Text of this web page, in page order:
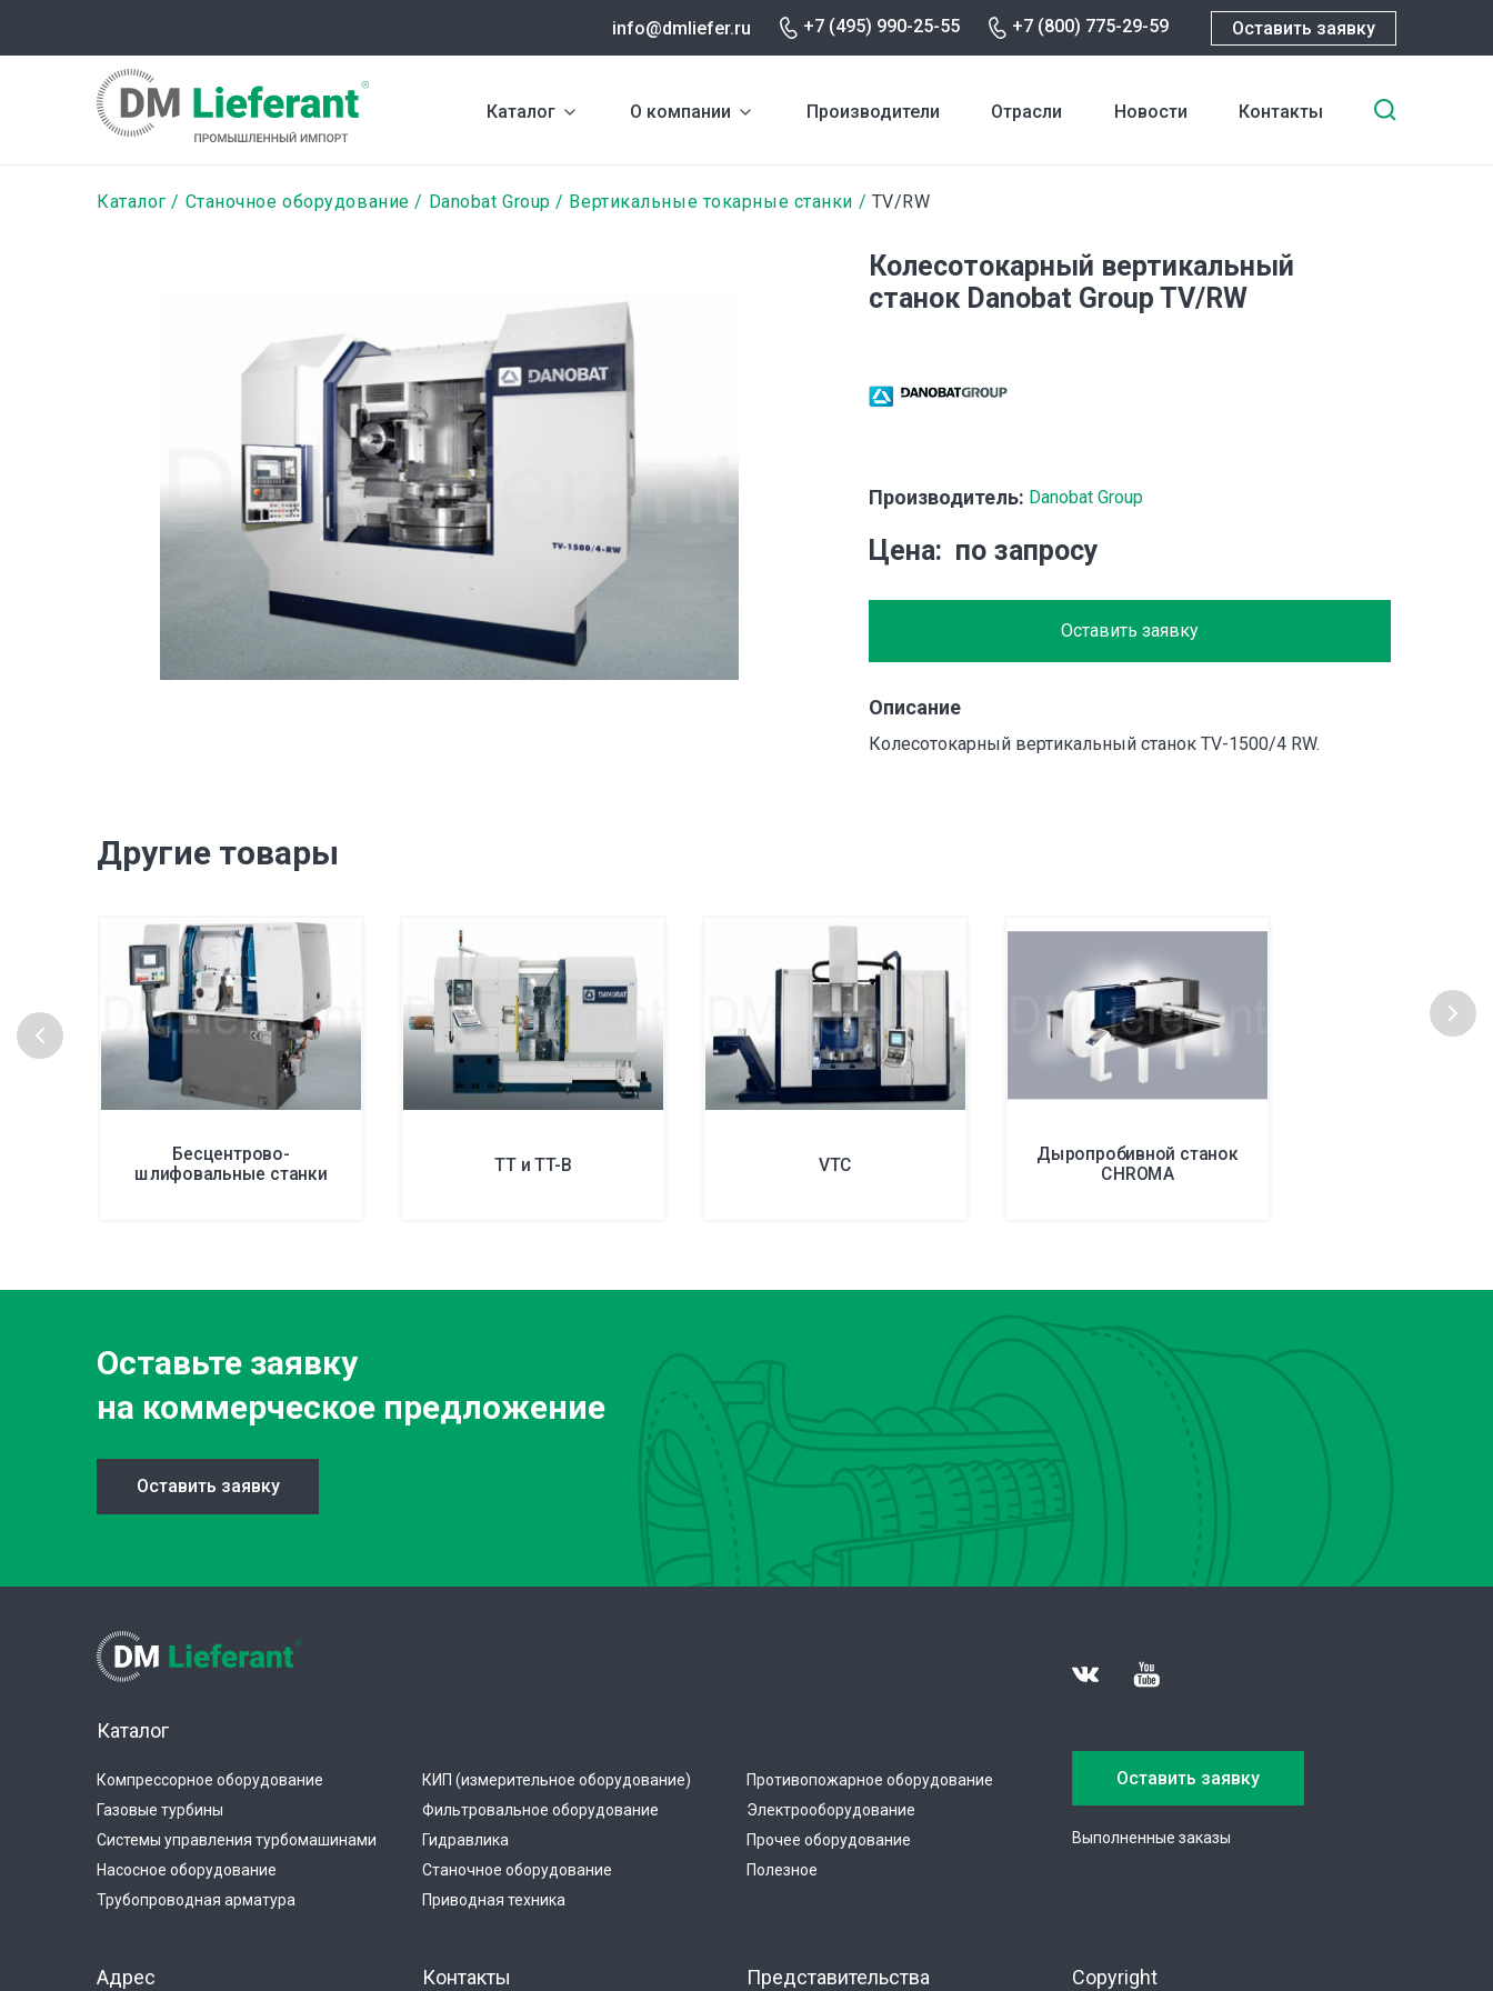
содержанию
info@dmliefer.ru +7 (495) 990-25-55 +7 (800) 775-29-59 Оставить заявку
Каталог О компании Производители Отрасли Новости Контакты
Строка
Каталог Станочное оборудование Danobat Group Вертикальные токарные станки TV/RW
Колесотокарный вертикальный
станок Danobat Group TV/RW
Производитель: Danobat Group
Цена по запросу
Оставить заявку
Описание
Колесотокарный вертикальный станок TV-1500/4 RW.
Другие товары
Бесцентрово-
шлифовальные станки TT и TT-B VTC Дыропробивной станок
CHROMA
Оставьте заявку
на коммерческое предложение
Оставить заявку
Каталог
Компрессорное оборудование
Газовые турбины
Системы управления турбомашинами
Насосное оборудование
Трубопроводная арматура
КИП (измерительное оборудование)
Фильтровальное оборудование
Гидравлика
Станочное оборудование
Приводная техника
Противопожарное оборудование
Электрооборудование
Прочее оборудование
Полезное
Оставить заявку
Выполненные заказы
Адрес Контакты Представительства Copyright